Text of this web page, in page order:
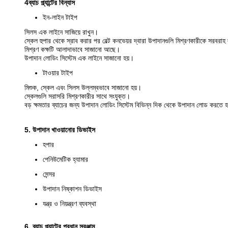
4ব্যাচ প্ল্যান্টের বিন্যাস
ইন-লাইন টাইপ
সিলস এক লাইনে সাজিয়ে রাখুন।
স্কেল হুপার থেকে স্রাব করার পর বেল্ট কনভেয়র দ্বারা উপাদানগুলি মিশ্রণকারীকে
মিশ্রণ কক্ষটি আলাদাভাবে সাজানো আছে।
উপাদান লোডিং সিস্টেম এক লাইনে সাজানো হয়।
টাওয়ার টাইপ
মিশুক, স্কেল এবং সিলস উল্লম্বভাবে সাজানো হয়।
স্কেলগুলি সরাসরি মিশ্রণকারীর সাথে সংযুক্ত।
বড় ক্ষমতার ব্যাচের জন্য উপাদান লোডিং সিস্টেম বিভিন্ন দিক থেকে উপাদান লোড করতে
5. উপাদান খাওয়ানোর ডিভাইস
হপার
পেনিউমেটিক হ্যামার
সেন্সর
উপাদান নিষ্কাশন ডিভাইস
যন্ত্র ও নিয়ন্ত্রণ ব্যবস্থা